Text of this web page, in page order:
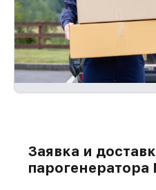
Заявка и
парогенератора